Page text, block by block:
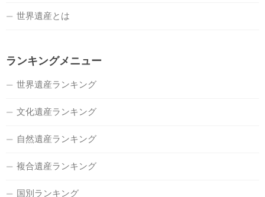
世界遺産とは
ランキングメニュー
世界遺産ランキング
文化遺産ランキング
自然遺産ランキング
複合遺産ランキング
国別ランキング